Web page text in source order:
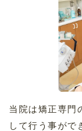
当院は矯正専門
して行う事がで